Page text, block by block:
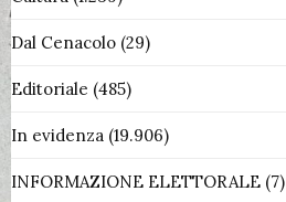
Dal Cenacolo(29)
Editoriale (485)
In evidenza(19.906)
INFORMAZIONE ELETTORALE(7)